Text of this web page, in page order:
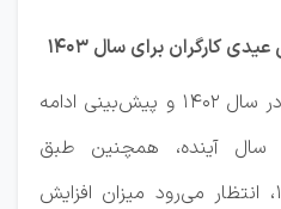
کارگران برای سال ۱۴۰۳
با توجه به نرخ تورم کشور در سال ۱۴۰۲ و پیش‌بینی ادامه
سال آینده، همچنین طبق
بخشنامه بودجه سال ۱۴۰۳، انتظار می‌رود میزان افزایش